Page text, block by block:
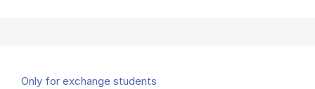
Only for exchange students